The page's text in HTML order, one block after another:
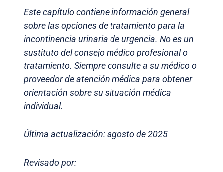
Este capítulo contiene información general
sobre las opciones de tratamiento para la
incontinencia urinaria de urgencia. No es un
sustituto del consejo médico profesional o
tratamiento. Siempre consulte a su médico o
proveedor de atención médica para obtener
orientación sobre su situación médica
individual.
Última actualización: agosto de 2025
Revisado por: